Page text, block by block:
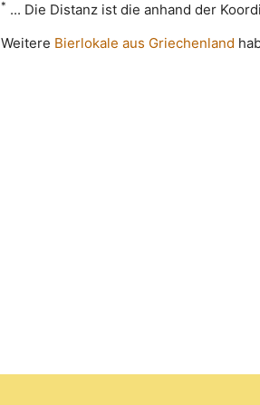
* ... Die Distanz ist die anhand der
Weitere Bierlokale aus Griechenland